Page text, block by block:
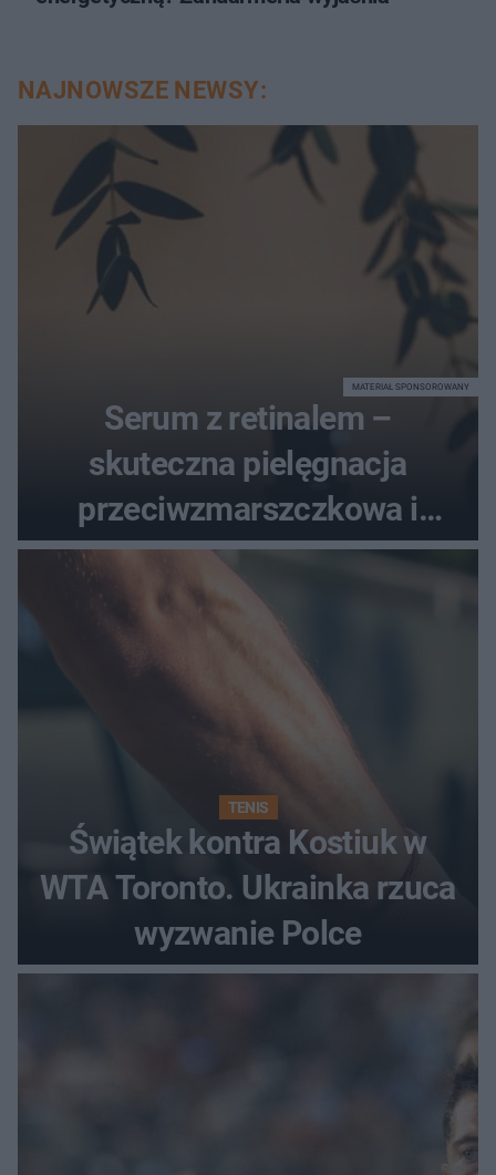
NAJNOWSZE NEWSY:
Serum z retinalem –
skuteczna pielęgnacja
przeciwzmarszczkowa i
regenerująca
MATERIAŁ SPONSOROWANY
TENIS
Świątek kontra Kostiuk w
WTA Toronto. Ukrainka rzuca
wyzwanie Polce